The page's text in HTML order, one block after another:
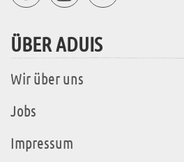
ÜBER ADUIS
Wir über uns
Jobs
Impressum